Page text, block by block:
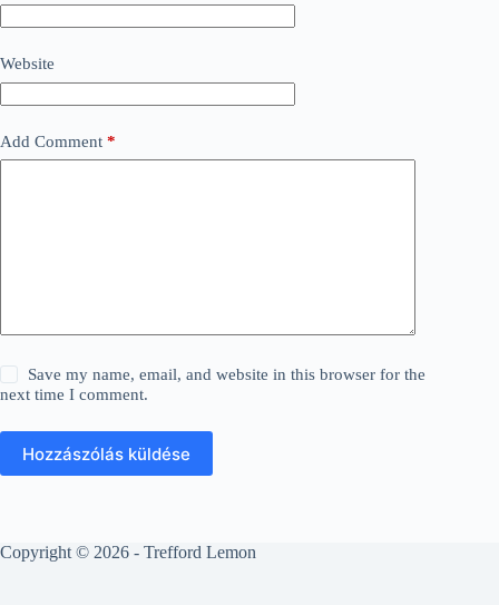
Website
Add Comment *
Save my name, email, and website in this browser for the
next time I comment.
Hozzászólás küldése
Copyright © 2026 - Trefford Lemon